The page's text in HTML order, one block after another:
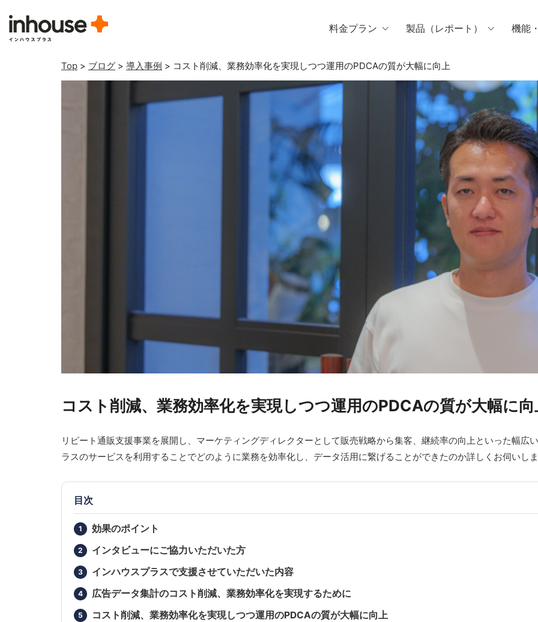
料金プラン 製品（レポート） 機能
Top > ブログ > 導入事例 > コスト削減、業務効率化を実現しつつ運用のPDCAの質が大幅に向上
コスト削減、業務効率化を実現しつつ運用のPDCAの質が大幅に向
リピート通販支援事業を展開し、マーケティングディレクターとして販売戦略から集客、継続率の向上といった幅広
ラスのサービスを利用することでどのように業務を効率化し、データ活用に繋げることができたのか詳しくお伺いし
目次
効果のポイント
インタビューにご協力いただいた方
インハウスプラスで支援させていただいた内容
広告データ集計のコスト削減、業務効率化を実現するために
コスト削減、業務効率化を実現しつつ運用のPDCAの質が大幅に向上